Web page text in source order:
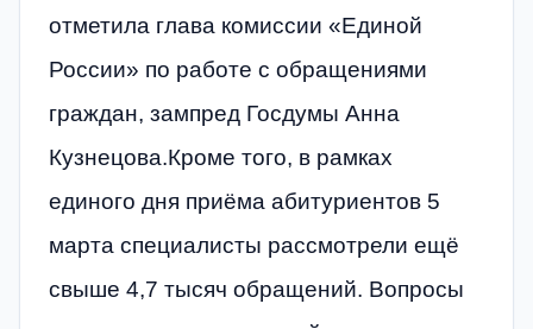
отметила глава комиссии «Единой
России» по работе с обращениями
граждан, зампред Госдумы Анна
Кузнецова.Кроме того, в рамках
единого дня приёма абитуриентов 5
марта специалисты рассмотрели ещё
свыше 4,7 тысяч обращений. Вопросы